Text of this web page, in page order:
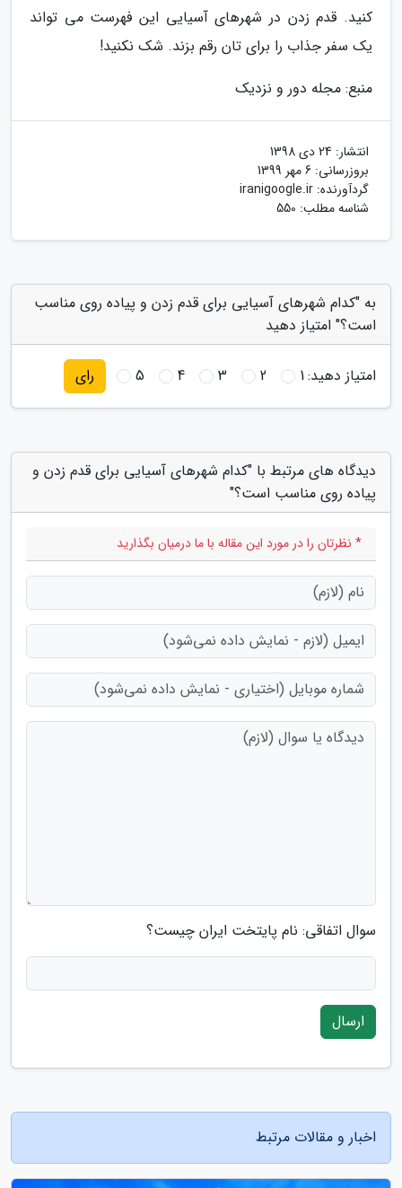
کنید. قدم زدن در شهرهای آسیایی این فهرست می تواند
یک سفر جذاب را برای تان رقم بزند. شک نکنید!
منبع: مجله دور و نزدیک
انتشار: 24 دی 1398
بروزرسانی: 6 مهر 1399
گردآورنده: iranigoogle.ir
شناسه مطلب: 550
به "کدام شهرهای آسیایی برای قدم زدن و پیاده روی مناسب
است؟" امتیاز دهید
امتیاز دهید:1
2
3
4
5 رای
دیدگاه های مرتبط با "کدام شهرهای آسیایی برای قدم زدن و
پیاده روی مناسب است؟"
* نظرتان را در مورد این مقاله با ما درمیان بگذارید
سوال اتفاقی: نام پایتخت ایران چیست؟
ارسال
اخبار و مقالات مرتبط